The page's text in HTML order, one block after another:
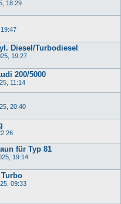
18:29
Diesel/Turbodiesel
19:27
200/5000
11:14
20:40
für Typ 81
19:14
09:33